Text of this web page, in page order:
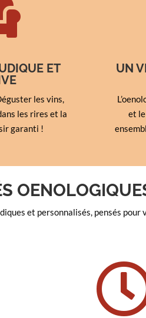
ET
les vins,
les rires et la
garanti !
UN
et
et personnalisés, pensés